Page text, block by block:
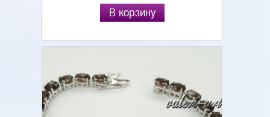
В корзину